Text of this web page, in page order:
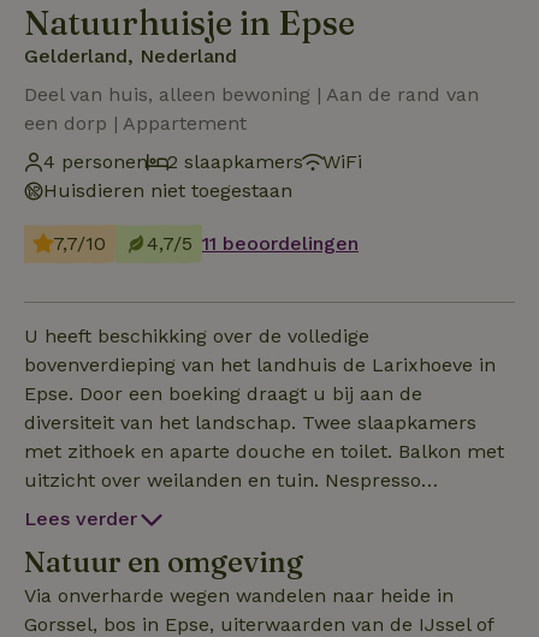
Natuurhuisje in Epse
Gelderland, Nederland
Deel van huis, alleen bewoning | Aan de rand van
een dorp | Appartement
4 personen
2 slaapkamers
WiFi
Huisdieren niet toegestaan
7,7/10 4,7/5 11 beoordelingen
U heeft beschikking over de volledige
bovenverdieping van het landhuis de Larixhoeve in
Epse. Door een boeking draagt u bij aan de
diversiteit van het landschap. Twee slaapkamers
met zithoek en aparte douche en toilet. Balkon met
uitzicht over weilanden en tuin. Nespresso
apparaat, koelkast en tweepits elektrische kookplaat
een eenvoudige maaltijd kunt bereiden. Er is geen tv
in de kamers, wel wifi.
Lees verder
Natuur en omgeving
Via onverharde wegen wandelen naar heide in
Gorssel, bos in Epse, uiterwaarden van de IJssel of